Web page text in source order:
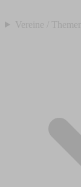
Vereine / Themen